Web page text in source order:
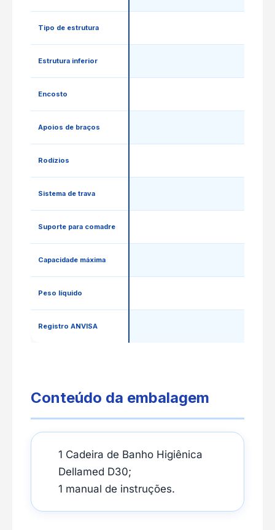
Tipo de estrutura
Estrutura inferior
Encosto
Apoios de braços
Rodízios
Sistema de trava
Suporte para comadre
Capacidade máxima
Peso líquido
Registro ANVISA
Conteúdo da embalagem
1 Cadeira de Banho Higiênica
Dellamed D30;
1 manual de instruções.